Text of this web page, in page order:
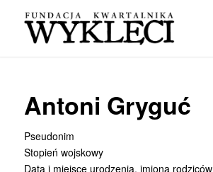
Antoni Gryguć
Pseudonim
Stopień wojskowy
Data i miejsce urodzenia, imiona rodziców